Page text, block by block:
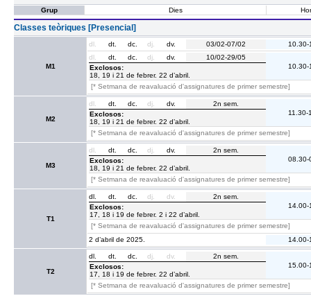
Grup
Dies
Classes teòriques [Presencial]
M1
dl. dt. dc. dj. dv. 03/02-07/02
10.30-
dl.
dt. dc. dj. dv.
10/02-29/05
Exclosos:
18, 19 i 21 de febrer. 22 d’abril.
10.30-
[* Setmana de reavaluació d'assignatures de primer semestre]
M2
dl. dt. dc. dj. dv.
2n sem.
Exclosos:
18, 19 i 21 de febrer. 22 d’abril.
11.30-
[* Setmana de reavaluació d'assignatures de primer semestre]
M3
dl. dt. dc. dj. dv.
2n sem.
Exclosos:
18, 19 i 21 de febrer. 22 d’abril.
08.30-
[* Setmana de reavaluació d'assignatures de primer semestre]
T1
dl. dt. dc. dj. dv.
2n sem.
Exclosos:
17, 18 i 19 de febrer. 2 i 22 d’abril.
14.00-
[* Setmana de reavaluació d'assignatures de primer semestre]
2 d’abril de 2025.
14.00-
T2
dl. dt. dc. dj. dv.
2n sem.
Exclosos:
17, 18 i 19 de febrer. 22 d’abril.
15.00-
[* Setmana de reavaluació d'assignatures de primer semestre]